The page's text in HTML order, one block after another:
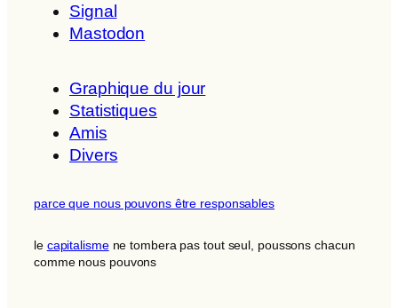
Signal
Mastodon
Graphique du jour
Statistiques
Amis
Divers
parce que nous pouvons être responsables
le capitalismene tombera pas tout seul, poussons chacun
comme nous pouvons